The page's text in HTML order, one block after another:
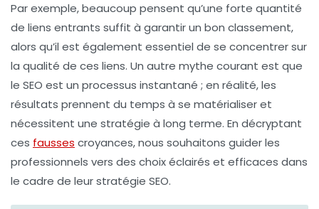
Par exemple, beaucoup pensent qu’une forte quantité
de liens entrants suffit à garantir un bon classement,
alors qu’il est également essentiel de se concentrer sur
la qualité de ces liens. Un autre mythe courant est que
le SEO est un processus instantané ; en réalité, les
résultats prennent du temps à se matérialiser et
nécessitent une stratégie à long terme. En décryptant
ces fausses croyances, nous souhaitons guider les
professionnels vers des choix éclairés et efficaces dans
le cadre de leurstratégie SEO.